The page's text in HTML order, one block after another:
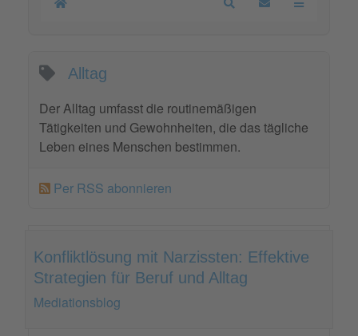
Home SearchUpdates
Alltag
Der Alltag umfasst die routinemäßigen
Tätigkeiten und Gewohnheiten, die das tägliche
Leben eines Menschen bestimmen.
Per RSS abonnieren
Konfliktlösung mit Narzissten: Effektive
Strategien für Beruf und Alltag
Mediationsblog